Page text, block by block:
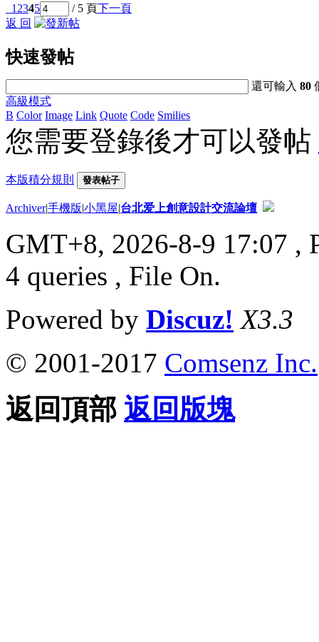
1 2345 / 5 頁下一頁
返 回
快速發帖
還可輸入80
高級模式
B Color Image Link Quote Code Smilies
您需要登錄後才可以發帖
本版積分規則 發表帖子
Archiver|手機版|小黑屋|台北爱上創意設計交流論壇
GMT+8, 2026-8-9 17:07 ,
4 queries , File On.
Powered by Discuz! X3.3
© 2001-2017 Comsenz Inc.
返回頂部 返回版塊